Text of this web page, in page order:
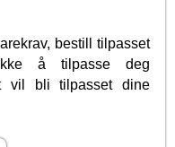
bestill tilpasset
å tilpasse deg
vil bli tilpasset dine